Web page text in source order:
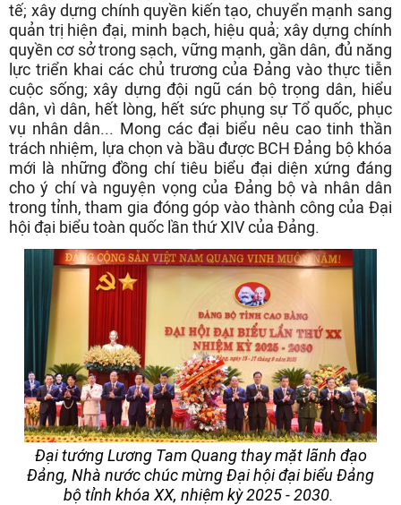
tế; xây dựng chính quyền kiến tạo, chuyển mạnh sang
quản trị hiện đại, minh bạch, hiệu quả; xây dựng chính
quyền cơ sở trong sạch, vững mạnh, gần dân, đủ năng
lực triển khai các chủ trương của Đảng vào thực tiễn
cuộc sống; xây dựng đội ngũ cán bộ trọng dân, hiểu
dân, vì dân, hết lòng, hết sức phụng sự Tổ quốc, phục
vụ nhân dân... Mong các đại biểu nêu cao tinh thần
trách nhiệm, lựa chọn và bầu được BCH Đảng bộ khóa
mới là những đồng chí tiêu biểu đại diện xứng đáng
cho ý chí và nguyện vọng của Đảng bộ và nhân dân
trong tỉnh, tham gia đóng góp vào thành công của Đại
hội đại biểu toàn quốc lần thứ XIV của Đảng.
Đại tướng Lương Tam Quang thay mặt lãnh đạo
Đảng, Nhà nước chúc mừng Đại hội đại biểu Đảng
bộ tỉnh khóa XX, nhiệm kỳ 2025 - 2030.